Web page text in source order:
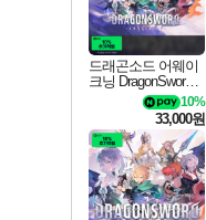
드래곤소드 어웨이
크닝 DragonSword A
10%
33,000원